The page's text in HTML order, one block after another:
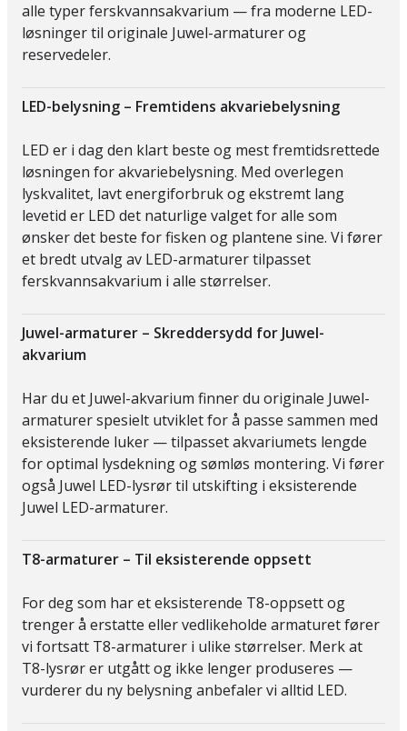
alle typer ferskvannsakvarium — fra moderne LED-
løsninger til originale Juwel-armaturer og
reservedeler.
LED-belysning – Fremtidens akvariebelysning
LED er i dag den klart beste og mest fremtidsrettede
løsningen for akvariebelysning. Med overlegen
lyskvalitet, lavt energiforbruk og ekstremt lang
levetid er LED det naturlige valget for alle som
ønsker det beste for fisken og plantene sine. Vi fører
et bredt utvalg av LED-armaturer tilpasset
ferskvannsakvarium i alle størrelser.
Juwel-armaturer – Skreddersydd for Juwel-
akvarium
Har du et Juwel-akvarium finner du originale Juwel-
armaturer spesielt utviklet for å passe sammen med
eksisterende luker — tilpasset akvariumets lengde
for optimal lysdekning og sømløs montering. Vi fører
også Juwel LED-lysrør til utskifting i eksisterende
Juwel LED-armaturer.
T8-armaturer – Til eksisterende oppsett
For deg som har et eksisterende T8-oppsett og
trenger å erstatte eller vedlikeholde armaturet fører
vi fortsatt T8-armaturer i ulike størrelser. Merk at
T8-lysrør er utgått og ikke lenger produseres —
vurderer du ny belysning anbefaler vi alltid LED.